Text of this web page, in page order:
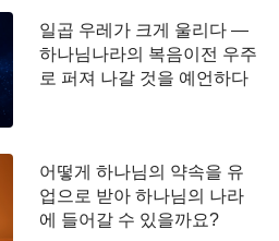
일곱 우레가 크게 울리다 ―
하나님나라의 복음이전 우주
로 퍼져 나갈 것을 예언하다
어떻게 하나님의 약속을 유
업으로 받아 하나님의 나라
에 들어갈 수 있을까요?